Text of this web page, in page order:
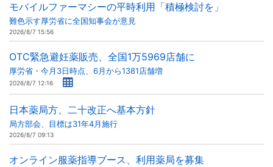
モバイルファーマシーの平時利用「積極検討を」
難色示す厚労省に全国知事会が意見
2026/8/7 15:56
OTC緊急避妊薬販売、全国1万5969店舗に
厚労省・今月3日時点、6月から1381店舗増
2026/8/7 12:16
日本薬局方、二十改正へ基本方針
局方部会、目標は31年4月施行
2026/8/7 09:13
オンライン服薬指導ブース、利用薬局を募集